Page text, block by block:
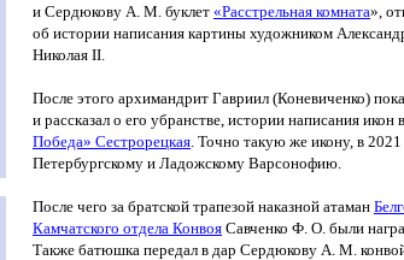
и Сердюкову А. М. буклет «Расстрельная комната»,
об истории написания картины художником
Николая II.
После этого архимандрит Гавриил (Коневиченко)
и рассказал о его убранстве, истории написания
Победа» Сестрорецкая. Точно такую же икону, в
Петербургскому и Ладожскому Варсонофию.
После чего за братской трапезой наказной атаман
Камчатского отдела Конвоя Савченко Ф. О. были
Также батюшка передал в дар Сердюкову А. М.